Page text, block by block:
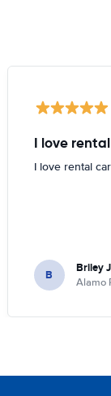
I love
I love rental
B Briley
Alamo